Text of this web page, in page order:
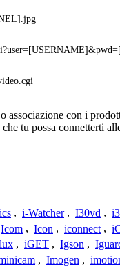
associazione con i
tu possa connetterti
, i-Watcher , I30vd ,
Icom , Icon , iconnect ,
, iGET , Igson ,
, Imogen ,